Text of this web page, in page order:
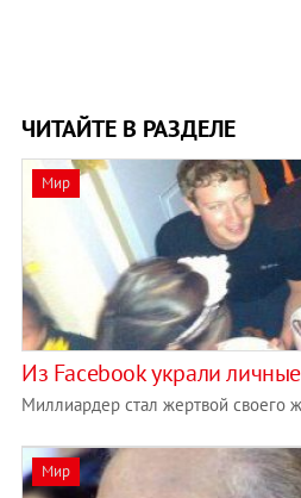
ЧИТАЙТЕ В РАЗДЕЛЕ
Мир
Из Facebook украли
Миллиардер стал жертвой своего
Мир